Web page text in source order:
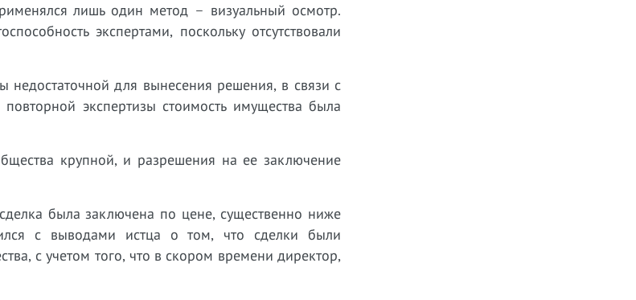
лишь один метод – визуальный осмотр.
экспертами, поскольку отсутствовали
недостаточной для вынесения решения, в связи с
экспертизы стоимость имущества была
крупной, и разрешения на ее заключение
была заключена по цене, существенно ниже
с выводами истца о том, что сделки были
с учетом того, что в скором времени директор,